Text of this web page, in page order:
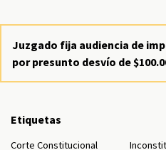
Juzgado fija audiencia de
por presunto desvío de
Etiquetas
Corte Constitucional